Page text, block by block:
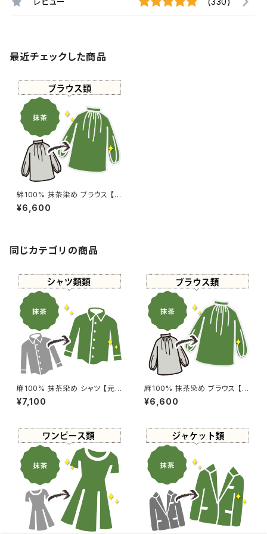
最近チェックした商品
綿100% 抹茶染め ブラウス 【元
色：白 - 色あせあり】 -染め直し
[抹茶 - やわらかい黄緑 - Gree
¥6,600
同じカテゴリの商品
麻100% 抹茶染め シャツ 【元
色：グリーン系】 -染め直し[抹茶
- やわらかい黄緑 - GreenTe
¥7,100
麻100% 抹茶染め ブラウス 【元
色：ベージュ】 -染め直し[抹茶 -
やわらかい黄緑 - GreenTea]4
¥6,600